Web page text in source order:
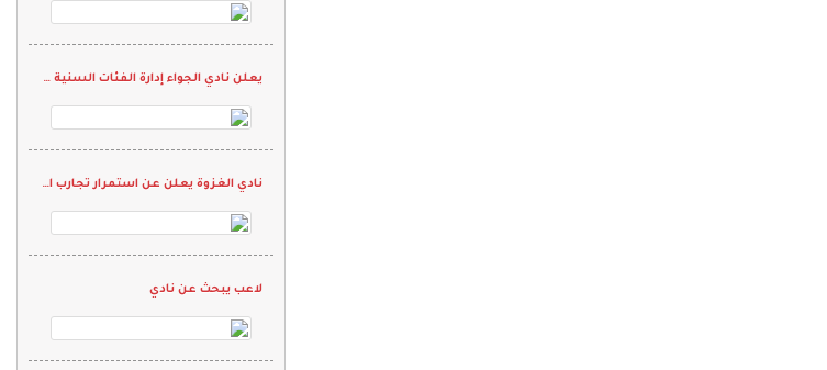
يعلن نادي الجواء إدارة الفئات السنية لكرة القدم عن إقامة تجارب أداء
نادي الغزوة يعلن عن استمرار تجارب الأداء للفئات السنية في كرة القدم
لاعب يبحث عن نادي